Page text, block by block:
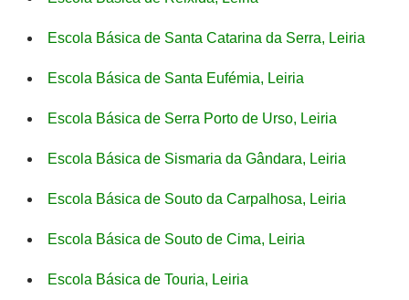
Escola Básica de Santa Catarina da Serra, Leiria
Escola Básica de Santa Eufémia, Leiria
Escola Básica de Serra Porto de Urso, Leiria
Escola Básica de Sismaria da Gândara, Leiria
Escola Básica de Souto da Carpalhosa, Leiria
Escola Básica de Souto de Cima, Leiria
Escola Básica de Touria, Leiria